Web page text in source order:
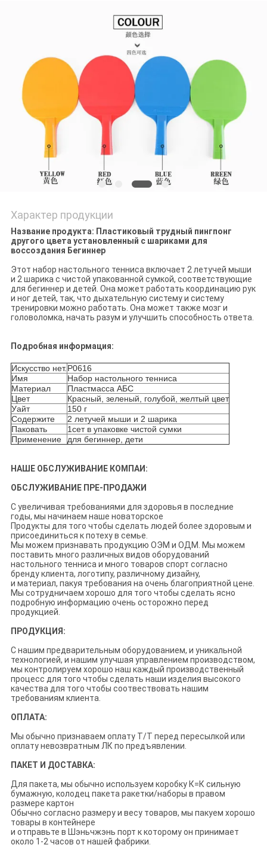
POLICY
Характер продукции
Название продукта: Пластиковый трудный пингпонг
другого цвета установленный с шариками для
воссоздания Бегиннер
Этот набор настольного тенниса включает 2 летучей мыши
и 2 шарика с чистой упакованной сумкой, соответствующие
для бегиннер и детей. Она может работать координацию рук
и ног детей, так, что дыхательную систему и систему
тренировки можно работать. Она может также мозг и
головоломка, начать разум и улучшить способность ответа.
Подробная информация:
Искусство нет.Р0616
Имя
Набор настольного тенниса
Материал
Пластмасса АБС
Цвет
Красный, зеленый, голубой, желтый цвет
Уайт
150 г
Содержите
2 летучей мыши и 2 шарика
Паковать
1сет в упаковке чистой сумки
Применение
для бегиннер, дети
НАШЕ ОБСЛУЖИВАНИЕ КОМПАИ:
ОБСЛУЖИВАНИЕ ПРЕ-ПРОДАЖИ
С увеличивая требованиями для здоровья в последние
годы, мы начинаем наше новаторское
Продукты для того чтобы сделать людей более здоровым и
присоединиться к потеху в семье.
Мы можем признавать продукцию ОЭМ и ОДМ. Мы можем
поставить много различных видов оборудований
настольного тенниса и много товаров спорт согласно
бренду клиента, логотипу, различному дизайну,
и материал, пакуя требования на очень благоприятной цене.
Мы сотрудничаем хорошо для того чтобы сделать ясно
подробную информацию очень осторожно перед
продукцией.
ПРОДУКЦИЯ:
С нашим предварительным оборудованием, и уникальной
технологией, и нашим улучшая управлением производством,
мы контролируем хорошо наш каждый производственный
процесс для того чтобы сделать наши изделия высокого
качества для того чтобы соотвествовать нашим
требованиям клиента.
ОПЛАТА:
Мы обычно признаваем оплату Т/Т перед пересылкой или
оплату невозвратным ЛК по предъявлении.
ПАКЕТ И ДОСТАВКА:
Для пакета, мы обычно используем коробку К=К сильную
бумажную, колодец пакета ракетки/наборы в правом
размере картон
Обычно согласно размеру и весу товаров, мы пакуем хорошо
товары в контейнере
и отправьте в Шэньчжэнь порт к которому он принимает
около 1-2 часов от нашей фабрики.